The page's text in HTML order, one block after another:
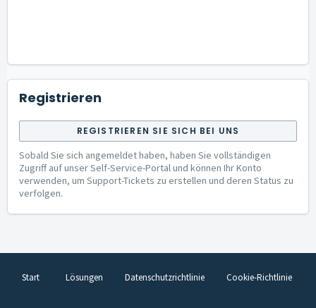
Registrieren
REGISTRIEREN SIE SICH BEI UNS
Sobald Sie sich angemeldet haben, haben Sie vollständigen
Zugriff auf unser Self-Service-Portal und können Ihr Konto
verwenden, um Support-Tickets zu erstellen und deren Status zu
verfolgen.
Start Lösungen Datenschutzrichtlinie Cookie-Richtlinie